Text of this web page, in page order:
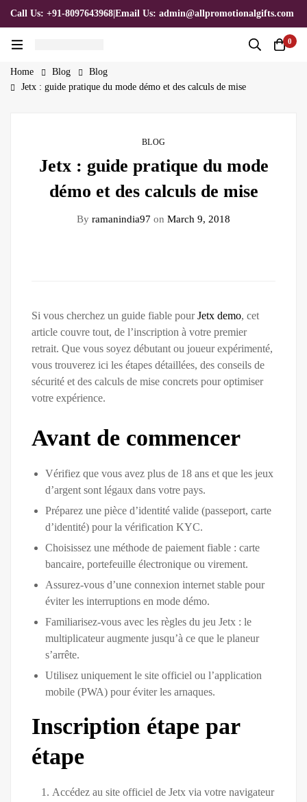
Call Us: +91-8097643968 Email Us: admin@allpromotionalgifts.com
0
Home Blog
Blog
Jetx : guide pratique du mode démo et des calculs de mise
BLOG
Jetx : guide pratique du mode
démo et des calculs de mise
By ramanindia97 on March 9, 2018
Si vous cherchez un guide fiable pourJetx demo, cet
article couvre tout, de l’inscription à votre premier
retrait. Que vous soyez débutant ou joueur expérimenté,
vous trouverez ici les étapes détaillées, des conseils de
sécurité et des calculs de mise concrets pour optimiser
votre expérience.
Avant de commencer
Vérifiez que vous avez plus de 18 ans et que les jeux
d’argent sont légaux dans votre pays.
Préparez une pièce d’identité valide (passeport, carte
d’identité) pour la vérification KYC.
Choisissez une méthode de paiement fiable : carte
bancaire, portefeuille électronique ou virement.
Assurez-vous d’une connexion internet stable pour
éviter les interruptions en mode démo.
Familiarisez-vous avec les règles du jeu Jetx : le
multiplicateur augmente jusqu’à ce que le planeur
s’arrête.
Utilisez uniquement le site officiel ou l’application
mobile (PWA) pour éviter les arnaques.
Inscription étape par
étape
Accédez au site officiel de Jetx via votre navigateur